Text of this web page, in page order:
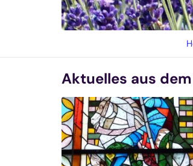
Aktuelles aus